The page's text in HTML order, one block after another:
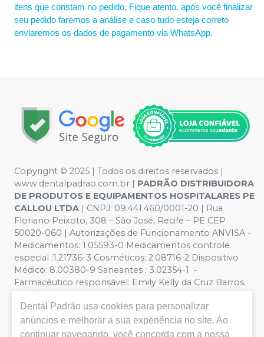
itens que constam no pedido. Fique atento, após você finalizar
seu pedido faremos a análise e caso tudo esteja correto
enviaremos os dados de pagamento via WhatsApp.
Copyright © 2025 | Todos os direitos reservados |
www.dentalpadrao.com.br | PADRÃO DISTRIBUIDORA
DE PRODUTOS E EQUIPAMENTOS HOSPITALARES PE
CALLOU LTDA | CNPJ: 09.441.460/0001-20 | Rua
Floriano Peixoto, 308 – São José, Recife – PE CEP
50020-060 | Autorizações de Funcionamento ANVISA -
Medicamentos: 1.05593-0 Medicamentos controle
especial :1.21736-3 Cosméticos: 2.08716-2 Dispositivo
Médico: 8.00380-9 Saneantes : 3.02354-1 -
Farmacêutico responsável: Emily Kelly da Cruz Barros.
CRF/PE nº 10109 | Política de Privacidade e Segurança -
Fotos meramente ilustrativas - Os preços e condições
da loja virtual estão sujeitos a alterações. Em caso de
divergência de preços no site, o valor válido é o do
Dental Padrão usa cookies para personalizar
anúncios e melhorar a sua experiência no site. Ao
continuar navegando, você concorda com a nossa